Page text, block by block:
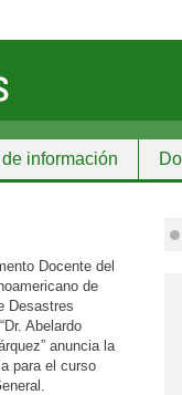
información
Docente del
de
Desastres
Abelardo
anuncia la
para el curso